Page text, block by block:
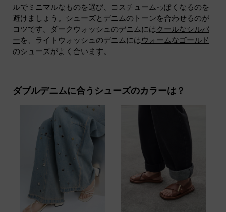
ルでミニマルなものを選び、コスチュームっぽくなるのを
避けましょう。シューズとデニムのトーンを合わせるのが
コツです。ダークウォッシュのデニムにはクールなシルバ
ーを、ライトウォッシュのデニムにはウォームなゴールド
のシューズがよく合います。
ダブルデニムに合うシューズのカラーは？